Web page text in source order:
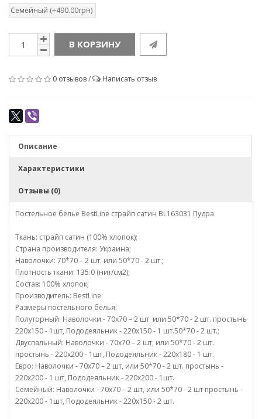
Семейный (+490.00грн)
В КОРЗИНУ
0 отзывов/ Написать отзыв
Описание
Характеристики
Отзывы (0)
Постельное белье BestLine страйп сатин BL163031 Пудра
Ткань: страйп сатин (100% хлопок);
Страна производителя: Украина;
Наволочки: 70*70 – 2 шт. или 50*70 - 2 шт.;
Плотность ткани: 135.0 (нит/см2);
Состав: 100% хлопок;
Производитель: BestLine
Размеры постельного белья:
Полуторный: Наволочки - 70х70 – 2 шт. или 50*70 - 2 шт. простынь
220х150 - 1шт, Пододеяльник - 220х150 - 1 шт.50*70 - 2 шт.;
Двуспальный: Наволочки - 70х70 – 2 шт, или 50*70 - 2 шт.
простынь - 220х200 - 1шт, Пододеяльник - 220х180 - 1 шт.
Евро: Наволочки - 70х70 – 2 шт, или 50*70 - 2 шт. простынь -
220х200 - 1 шт, Пододеяльник - 220х200 - 1шт.
Семейный: Наволочки - 70х70 – 2 шт, или 50*70 - 2 шт простынь -
220х200 - 1шт, Пододеяльник - 220х150 - 2 шт.